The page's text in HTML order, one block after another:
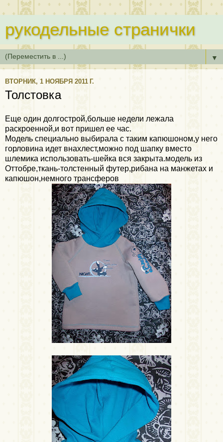
рукодельные странички
▼
ВТОРНИК, 1 НОЯБРЯ 2011 Г.
Толстовка
Еще один долгострой,больше недели лежала
раскроенной,и вот пришел ее час.
Модель специально выбирала с таким капюшоном,у него
горловина идет внахлест,можно под шапку вместо
шлемика использовать-шейка вся закрыта.модель из
Оттобре,ткань-толстенный футер,рибана на манжетах и
капюшон,немного трансферов